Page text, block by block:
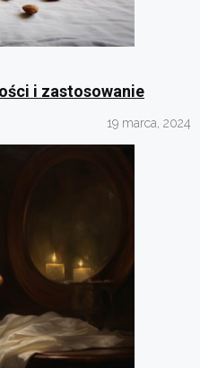
i zastosowanie
19 marca, 2024